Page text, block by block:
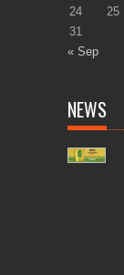
24
25
31
« Sep
NEWS